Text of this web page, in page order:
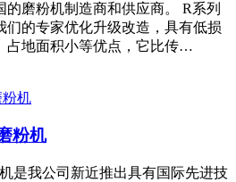
的磨粉机制造商和供应商。 R系列
们的专家优化升级改造，具有低损
占地面积小等优点，它比传…
粉机
是我公司新近推出具有国际先进技